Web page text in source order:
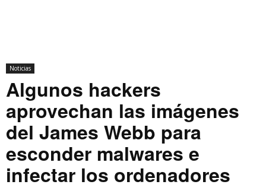
Noticias
Algunos hackers
aprovechan las imágenes
del James Webb para
esconder malwares e
infectar los ordenadores